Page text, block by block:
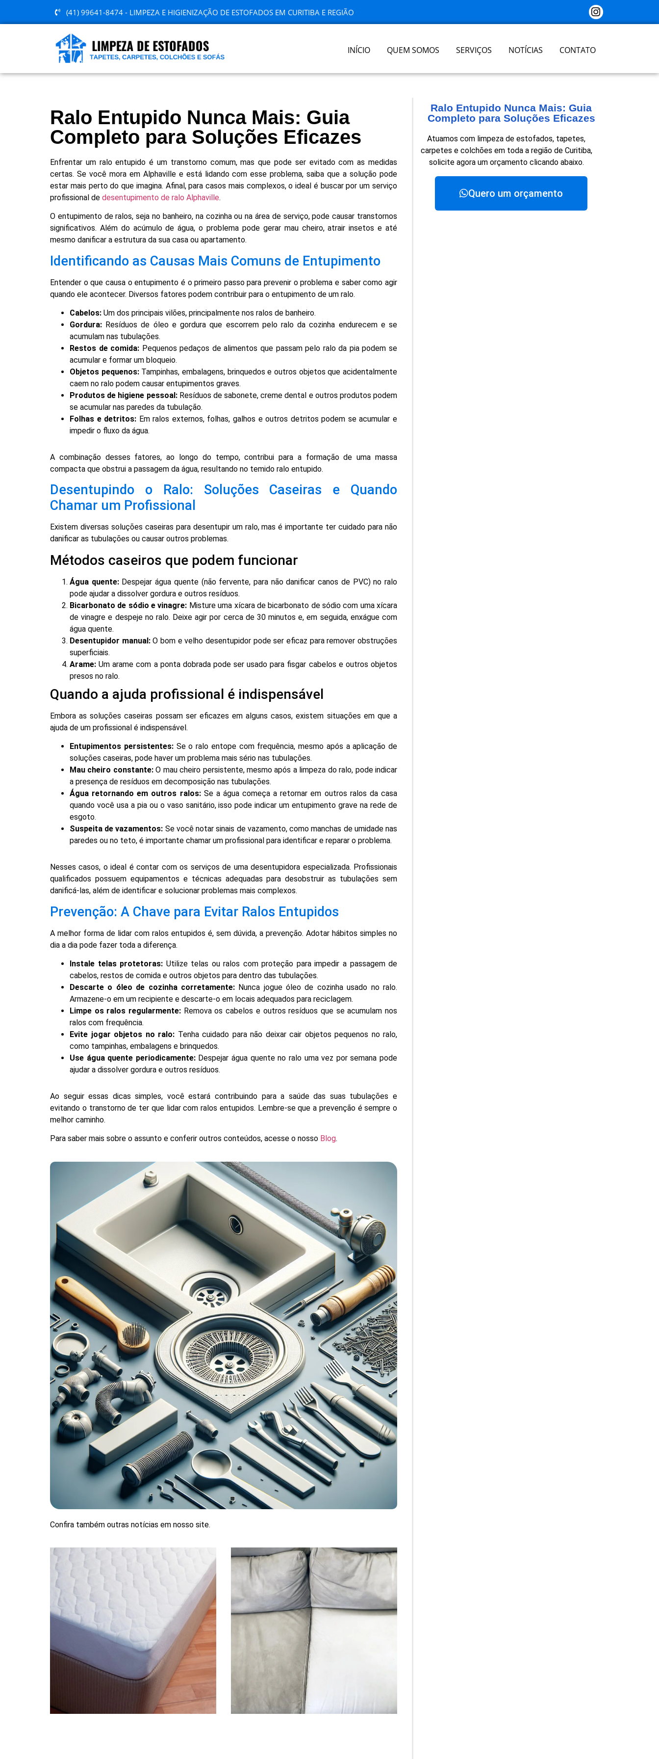
(41) 99641-8474 - LIMPEZA E HIGIENIZAÇÃO DE ESTOFADOS EM CURITIBA E REGIÃO
INÍCIO QUEM SOMOS SERVIÇOS NOTÍCIAS CONTATO
Ralo Entupido Nunca Mais: Guia
Completo para Soluções Eficazes
Enfrentar um ralo entupido é um transtorno comum, mas que pode ser evitado com as medidas
certas. Se você mora em Alphaville e está lidando com esse problema, saiba que a solução pode
estar mais perto do que imagina. Afinal, para casos mais complexos, o ideal é buscar por um serviço
profissional de desentupimento de ralo Alphaville.
O entupimento de ralos, seja no banheiro, na cozinha ou na área de serviço, pode causar transtornos
significativos. Além do acúmulo de água, o problema pode gerar mau cheiro, atrair insetos e até
mesmo danificar a estrutura da sua casa ou apartamento.
Identificando as Causas Mais Comuns de Entupimento
Entender o que causa o entupimento é o primeiro passo para prevenir o problema e saber como agir
quando ele acontecer. Diversos fatores podem contribuir para o entupimento de um ralo.
Cabelos: Um dos principais vilões, principalmente nos ralos de banheiro.
Gordura: Resíduos de óleo e gordura que escorrem pelo ralo da cozinha endurecem e se
acumulam nas tubulações.
Restos de comida: Pequenos pedaços de alimentos que passam pelo ralo da pia podem se
acumular e formar um bloqueio.
Objetos pequenos:Tampinhas, embalagens, brinquedos e outros objetos que acidentalmente
caem no ralo podem causar entupimentos graves.
Produtos de higiene pessoal:Resíduos de sabonete, creme dental e outros produtos podem
se acumular nas paredes da tubulação.
Folhas e detritos: Em ralos externos, folhas, galhos e outros detritos podem se acumular e
impedir o fluxo da água.
A combinação desses fatores, ao longo do tempo, contribui para a formação de uma massa
compacta que obstrui a passagem da água, resultando no temido ralo entupido.
Desentupindo o Ralo: Soluções Caseiras e Quando
Chamar um Profissional
Existem diversas soluções caseiras para desentupir um ralo, mas é importante ter cuidado para não
danificar as tubulações ou causar outros problemas.
Métodos caseiros que podem funcionar
Água quente:Despejar água quente (não fervente, para não danificar canos de PVC) no ralo
pode ajudar a dissolver gordura e outros resíduos.
Bicarbonato de sódio e vinagre: Misture uma xícara de bicarbonato de sódio com uma xícara
de vinagre e despeje no ralo. Deixe agir por cerca de 30 minutos e, em seguida, enxágue com
água quente.
Desentupidor manual:O bom e velho desentupidor pode ser eficaz para remover obstruções
superficiais.
Arame: Um arame com a ponta dobrada pode ser usado para fisgar cabelos e outros objetos
presos no ralo.
Quando a ajuda profissional é indispensável
Embora as soluções caseiras possam ser eficazes em alguns casos, existem situações em que a
ajuda de um profissional é indispensável.
Entupimentos persistentes:Se o ralo entope com frequência, mesmo após a aplicação de
soluções caseiras, pode haver um problema mais sério nas tubulações.
Mau cheiro constante:O mau cheiro persistente, mesmo após a limpeza do ralo, pode indicar
a presença de resíduos em decomposição nas tubulações.
Água retornando em outros ralos:Se a água começa a retornar em outros ralos da casa
quando você usa a pia ou o vaso sanitário, isso pode indicar um entupimento grave na rede de
esgoto.
Suspeita de vazamentos: Se você notar sinais de vazamento, como manchas de umidade nas
paredes ou no teto, é importante chamar um profissional para identificar e reparar o problema.
Nesses casos, o ideal é contar com os serviços de uma desentupidora especializada. Profissionais
qualificados possuem equipamentos e técnicas adequadas para desobstruir as tubulações sem
danificá-las, além de identificar e solucionar problemas mais complexos.
Prevenção: A Chave para Evitar Ralos Entupidos
A melhor forma de lidar com ralos entupidos é, sem dúvida, a prevenção. Adotar hábitos simples no
dia a dia pode fazer toda a diferença.
Instale telas protetoras: Utilize telas ou ralos com proteção para impedir a passagem de
cabelos, restos de comida e outros objetos para dentro das tubulações.
Descarte o óleo de cozinha corretamente:Nunca jogue óleo de cozinha usado no ralo.
Armazene-o em um recipiente e descarte-o em locais adequados para reciclagem.
Limpe os ralos regularmente: Remova os cabelos e outros resíduos que se acumulam nos
ralos com frequência.
Evite jogar objetos no ralo: Tenha cuidado para não deixar cair objetos pequenos no ralo,
como tampinhas, embalagens e brinquedos.
Use água quente periodicamente:Despejar água quente no ralo uma vez por semana pode
ajudar a dissolver gordura e outros resíduos.
Ao seguir essas dicas simples, você estará contribuindo para a saúde das suas tubulações e
evitando o transtorno de ter que lidar com ralos entupidos. Lembre-se que a prevenção é sempre o
melhor caminho.
Para saber mais sobre o assunto e conferir outros conteúdos, acesse o nosso Blog.
Confira também outras notícias em nosso site.
Ralo Entupido Nunca Mais: Guia
Completo para Soluções Eficazes
Atuamos com limpeza de estofados, tapetes,
carpetes e colchões em toda a região de Curitiba,
solicite agora um orçamento clicando abaixo.
Quero um orçamento